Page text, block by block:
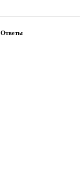
Ответы